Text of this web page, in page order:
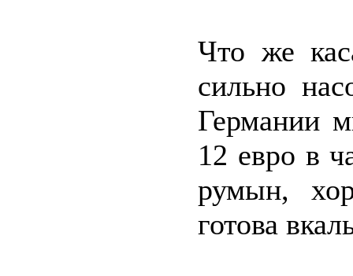
Что же
сильно
Германии
12 евро в
румын,
готова